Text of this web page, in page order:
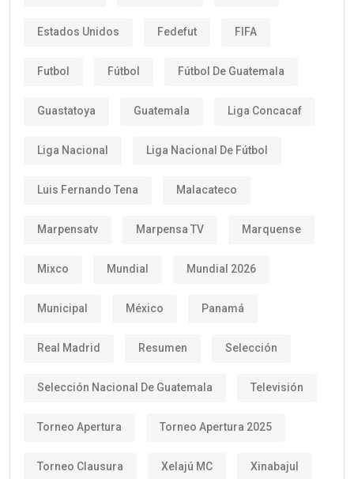
Estados Unidos Fedefut FIFA
Futbol Fútbol Fútbol De Guatemala
Guastatoya Guatemala Liga Concacaf
Liga Nacional Liga Nacional De Fútbol
Luis Fernando Tena Malacateco
Marpensatv Marpensa TV Marquense
Mixco Mundial Mundial 2026
Municipal México Panamá
Real Madrid Resumen Selección
Selección Nacional De Guatemala Televisión
Torneo Apertura Torneo Apertura 2025
Torneo Clausura Xelajú MC Xinabajul